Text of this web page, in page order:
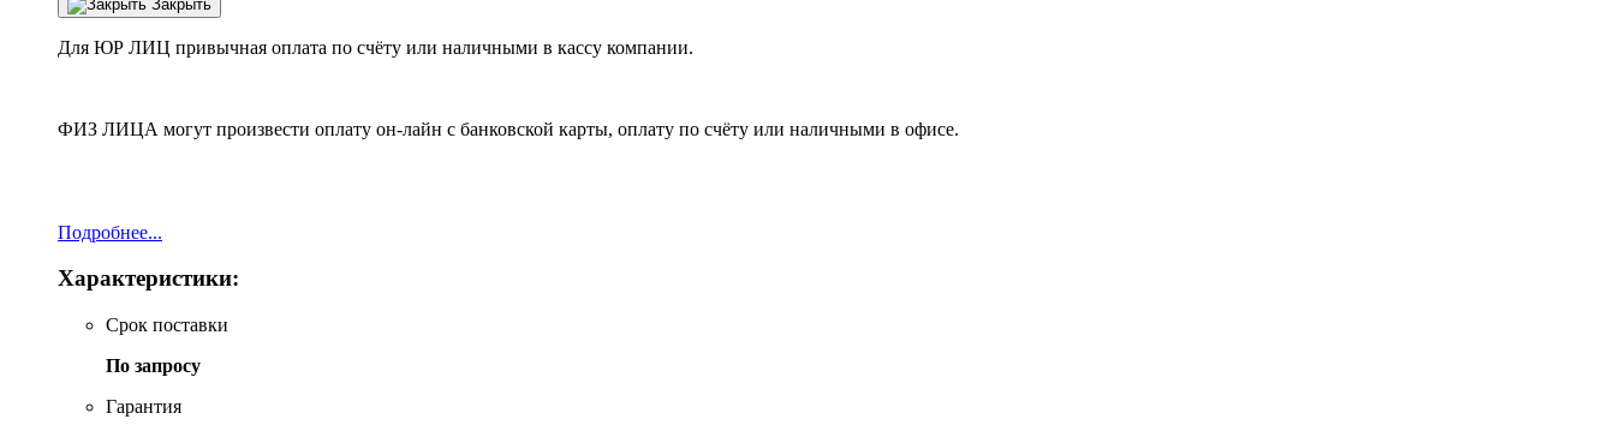
Закрыть
Для ЮР ЛИЦ привычная оплата по счёту или наличными в кассу компании.
ФИЗ ЛИЦА могут произвести оплату он-лайн с банковской карты, оплату по счёту или наличными в офисе.
Подробнее...
Характеристики:
Срок поставки
По запросу
Гарантия